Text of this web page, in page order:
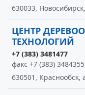
630033,
ЦЕНТР
ТЕХНОЛОГИЙ
+7 (383) 3481477
факс +7 (383) 3484355
630501, Краснообск,